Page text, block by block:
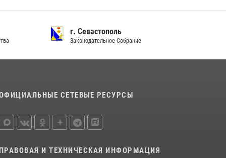
г. Севастополь
Законодательное Собрание
СЕТЕВЫЕ РЕСУРСЫ
ПРАВОВАЯ И ТЕХНИЧЕСКАЯ ИНФОРМАЦИЯ